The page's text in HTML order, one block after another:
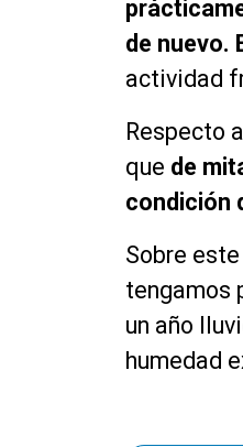
de nuevo.
actividad
Respecto
que de
condición
Sobre
tengamos
un año
humedad